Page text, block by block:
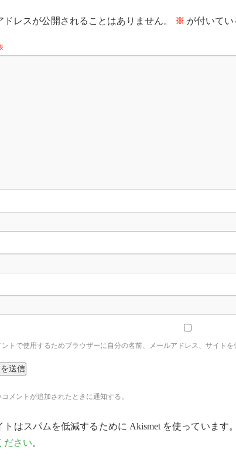
ドレスが公開されることはありません。 ※ が付いて
トで使用するためブラウザーに自分の名前、メールアドレス、サイトを
コメントが追加されたときに通知する。
トはスパムを低減するために Akismet を使っています。
ださい。